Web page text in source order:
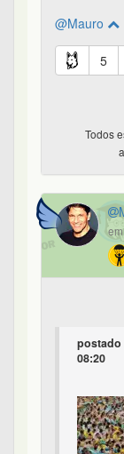
@Mauro
5
Todos
08:20